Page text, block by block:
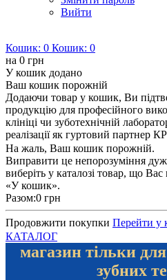
Вийти
Кошик: 0 Кошик: 0
на 0 грн
У кошик додано
Ваш кошик порожній
Додаючи товар у кошик, Ви
продукцію для професійного
клініці чи зуботехнічній
реалізації як гуртовий партнер
На жаль, Ваш кошик порожній.
Виправити це непорозуміння
виберіть у каталозі товар, що
«У кошик».
Разом:0 грн
Продовжити покупки Перейти у
КАТАЛОГ
магазин тільки
зубних